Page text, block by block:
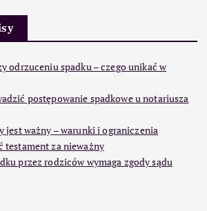
odrzuceniu spadku – czego unikać w
postępowanie spadkowe u notariusza
jest ważny – warunki i ograniczenia
testament za nieważny
przez rodziców wymaga zgody sądu